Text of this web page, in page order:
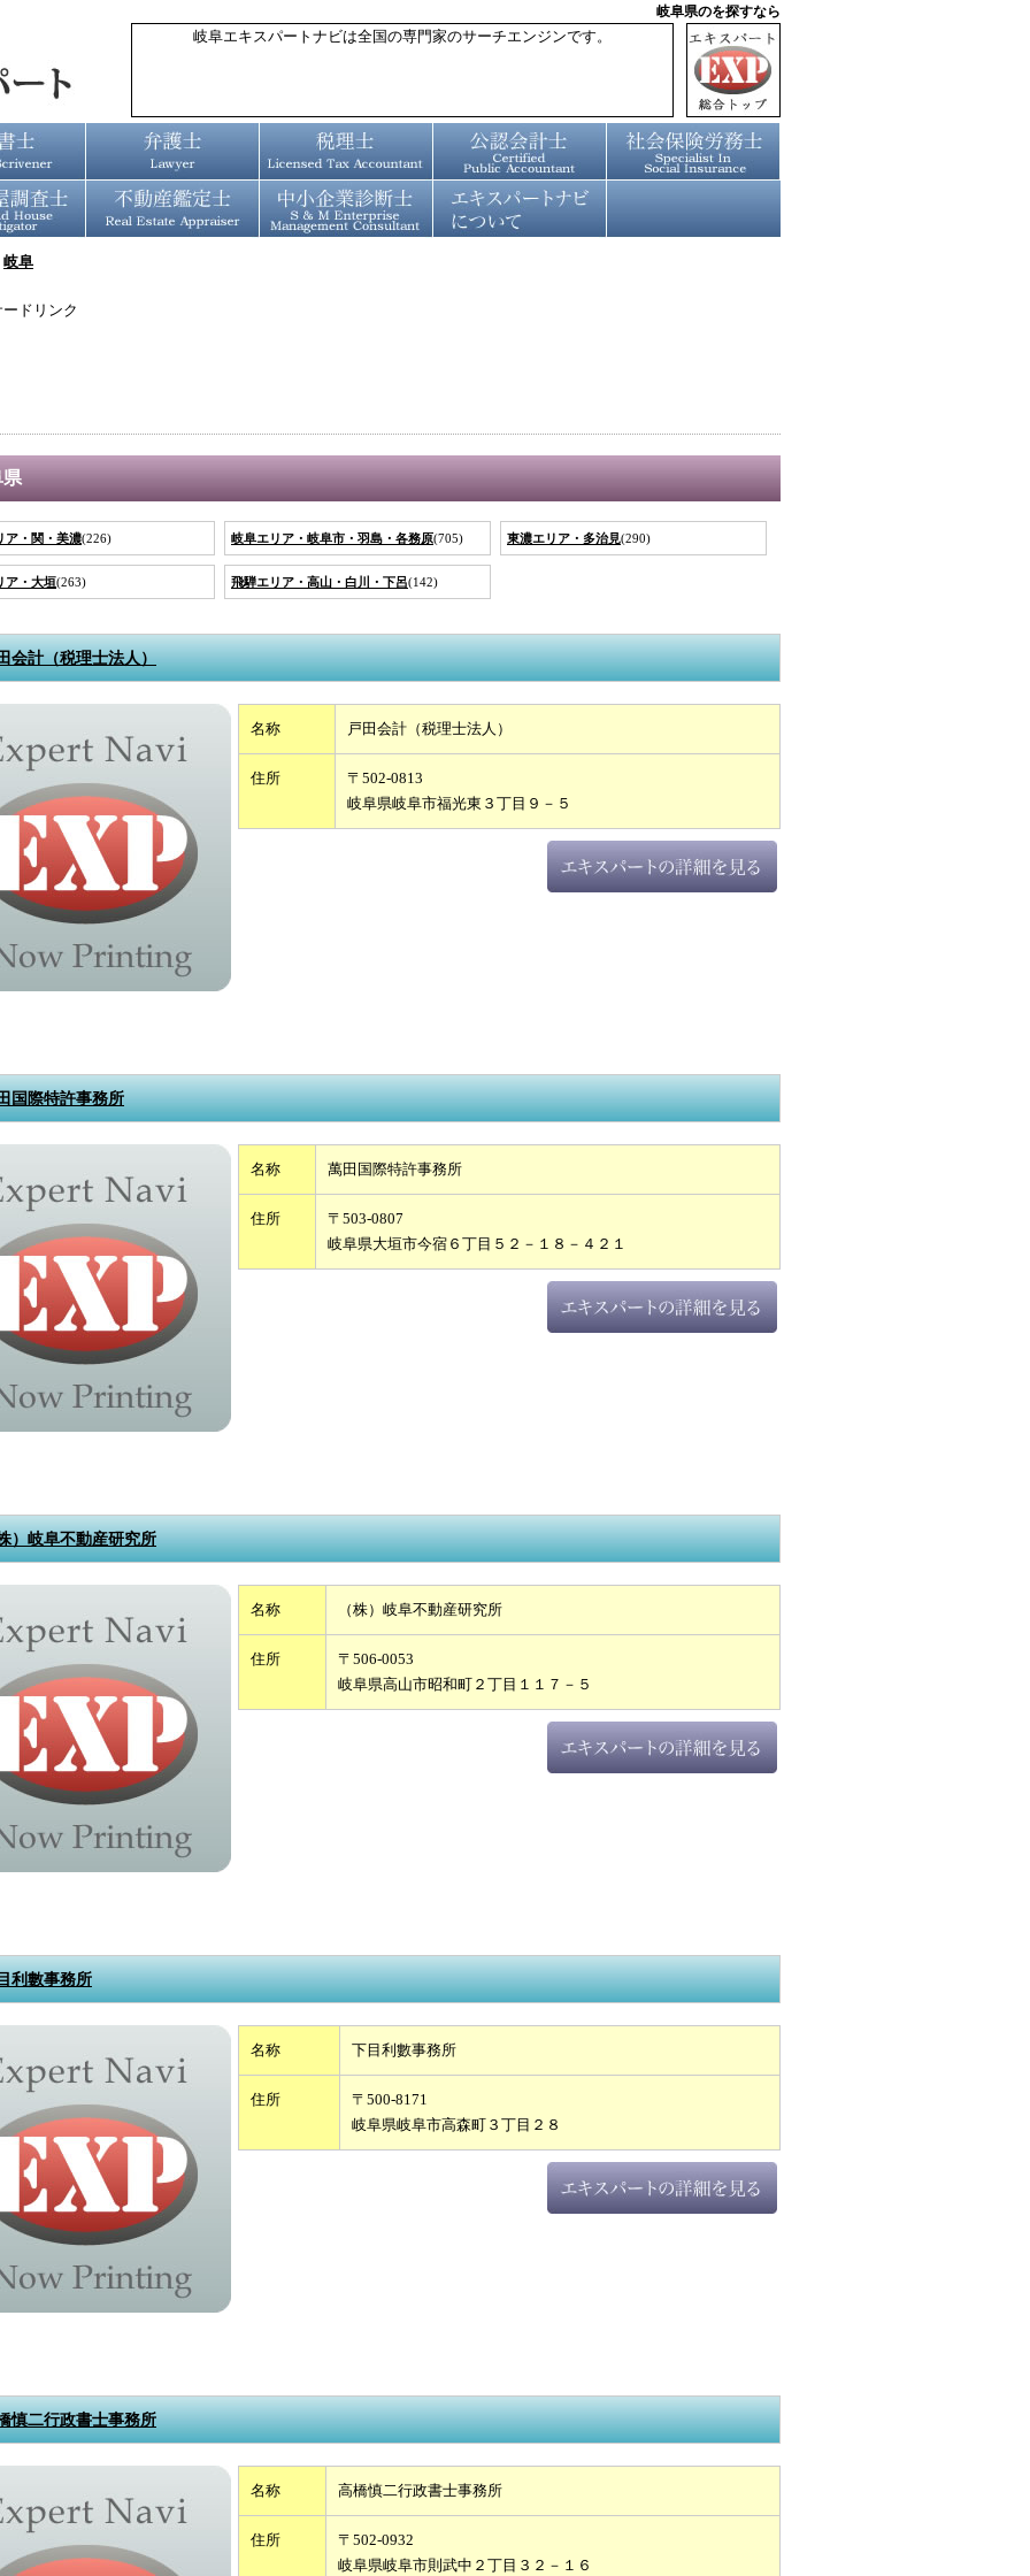
岐阜県のを探すなら
岐阜エキスパートナビは全国の専門家のサーチエンジンです。
岐阜
ドリンク
県
ア・関・美濃(226) 岐阜エリア・岐阜市・羽島・各務原(705) 東濃エリア・多治見(290)
ア・大垣(263) 飛騨エリア・高山・白川・下呂(142)
会計（税理士法人）
名称 戸田会計（税理士法人）
住所
〒502-0813
岐阜県岐阜市福光東３丁目９－５
国際特許事務所
名称 萬田国際特許事務所
住所
〒503-0807
岐阜県大垣市今宿６丁目５２－１８－４２１
）岐阜不動産研究所
名称 （株）岐阜不動産研究所
住所
〒506-0053
岐阜県高山市昭和町２丁目１１７－５
利數事務所
名称 下目利數事務所
住所
〒500-8171
岐阜県岐阜市高森町３丁目２８
慎二行政書士事務所
名称 高橋慎二行政書士事務所
住所
〒502-0932
岐阜県岐阜市則武中２丁目３２－１６